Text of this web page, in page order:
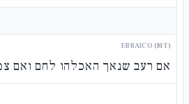
EBRAICO (MT)
אם רעב שנאך האכלהו לחם ואם